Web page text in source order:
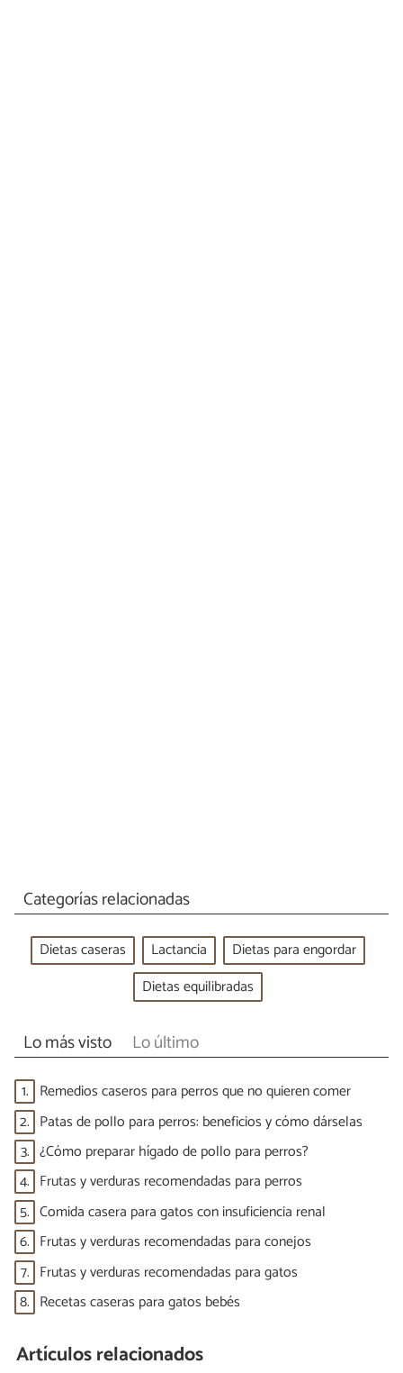
Categorías relacionadas
Dietas caseras Lactancia
Dietas para engordar
Dietas equilibradas
Lo más visto Lo último
1. Remedios caseros para perros que no quieren comer
2. Patas de pollo para perros: beneficios y cómo dárselas
3. ¿Cómo preparar hígado de pollo para perros?
4. Frutas y verduras recomendadas para perros
5. Comida casera para gatos con insuficiencia renal
6. Frutas y verduras recomendadas para conejos
7. Frutas y verduras recomendadas para gatos
8. Recetas caseras para gatos bebés
Artículos relacionados